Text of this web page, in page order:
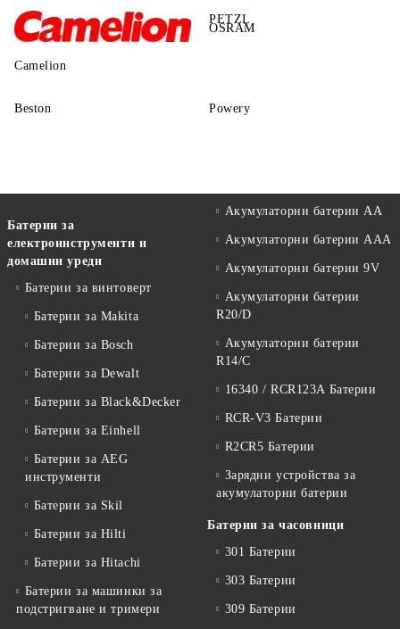
PETZL
Camelion
OSRAM
Beston Powery
Батерии за
електроинструменти и
домашни уреди
Батерии за винтоверт
Батерии за Makita
Батерии за Bosch
Батерии за Dewalt
Батерии за Black&Decker
Батерии за Einhell
Батерии за AEG
инструменти
Батерии за Skil
Батерии за Hilti
Батерии за Hitachi
Батерии за машинки за
подстригване и тримери
Акумулаторни батерии АА
Акумулаторни батерии AAA
Акумулаторни батерии 9V
Акумулаторни батерии
R20/D
Акумулаторни батерии
R14/C
16340 / RCR123A Батерии
RCR-V3 Батерии
R2CR5 Батерии
Зарядни устройства за
акумулаторни батерии
Батерии за часовници
301 Батерии
303 Батерии
309 Батерии